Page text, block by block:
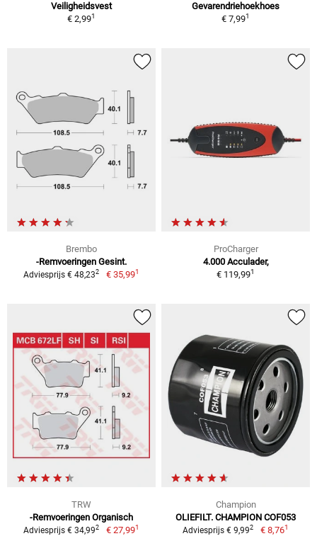
Veiligheidsvest
€ 2,991
Gevarendriehoekhoes
€ 7,991
Brembo
-Remvoeringen Gesint.
Adviesprijs € 48,232 € 35,991
ProCharger
4.000 Acculader,
€ 119,991
TRW
-Remvoeringen Organisch
Adviesprijs € 34,992 € 27,991
Champion
OLIEFILT. CHAMPION COF053
Adviesprijs € 9,992 € 8,761